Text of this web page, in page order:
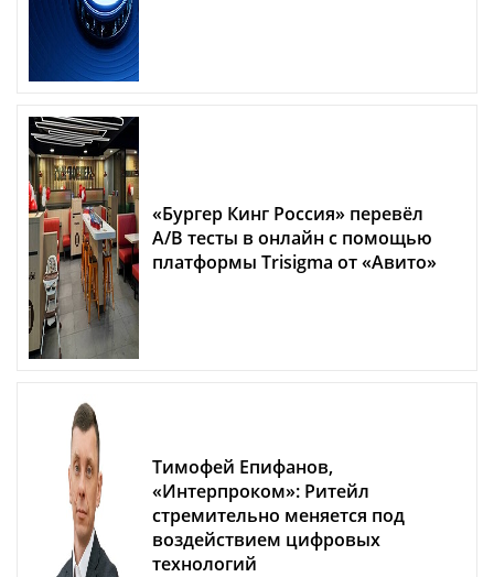
«Бургер Кинг Россия» перевёл
A/B тесты в онлайн с помощью
платформы Trisigma от «Авито»
Тимофей Епифанов,
«Интерпроком»: Ритейл
стремительно меняется под
воздействием цифровых
технологий